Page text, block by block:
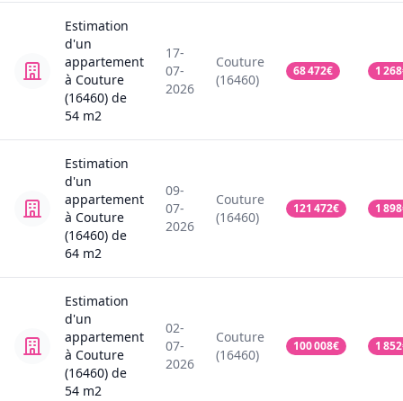
Estimation
d'un
appartement
à Couture
(16460) de
54 m2
17-
07-
2026
Couture
(16460)
68 472€ 1 268
Estimation
d'un
appartement
à Couture
(16460) de
64 m2
09-
07-
2026
Couture
(16460)
121 472€ 1 898
Estimation
d'un
appartement
à Couture
(16460) de
54 m2
02-
07-
2026
Couture
(16460)
100 008€ 1 852